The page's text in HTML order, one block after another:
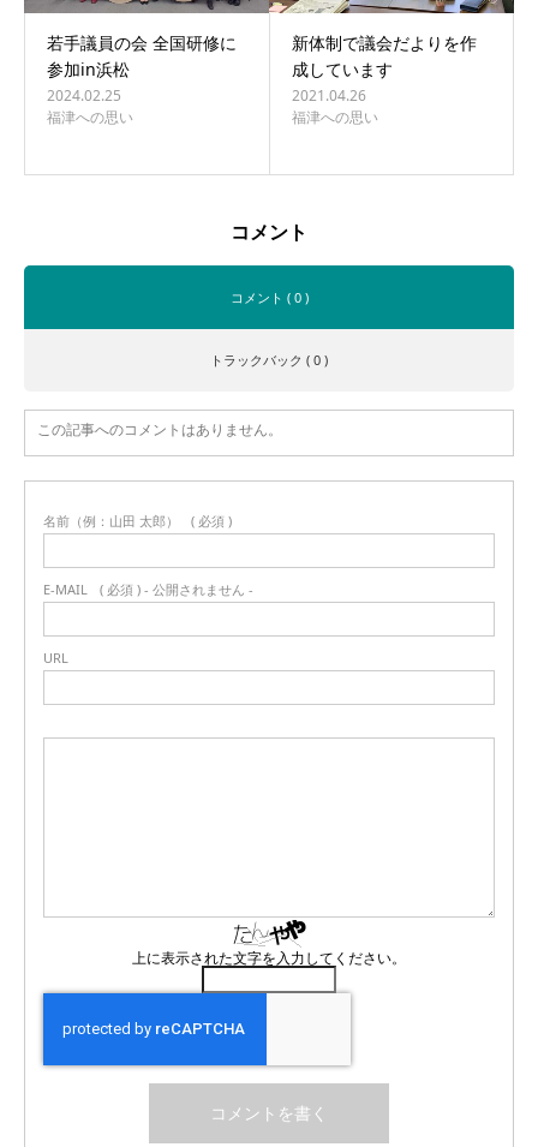
若手議員の会 全国研修に
参加in浜松
2024.02.25
福津への思い
新体制で議会だよりを作
成しています
2021.04.26
福津への思い
コメント
コメント ( 0 )
トラックバック ( 0 )
この記事へのコメントはありません。
名前（例：山田 太郎） ( 必須 )
E-MAIL ( 必須 ) - 公開されません -
URL
上に表示された文字を入力してください。